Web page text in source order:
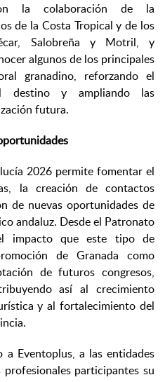
la colaboración de la
de la Costa Tropical y de los
Salobreña y Motril, y
algunos de los principales
granadino, reforzando el
destino y ampliando las
futura.
2026 permite fomentar el
la creación de contactos
de nuevas oportunidades de
andaluz. Desde el Patronato
impacto que este tipo de
de Granada como
de futuros congresos,
así al crecimiento
y al fortalecimiento del
a Eventoplus, a las entidades
participantes su